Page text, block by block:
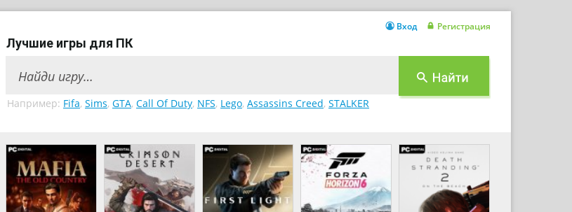
Лучшие игры для ПК
Например: Fifa, Sims, GTA, Call Of Duty, NFS, Lego, Assassins Creed, STALKER
Вход Регистрация